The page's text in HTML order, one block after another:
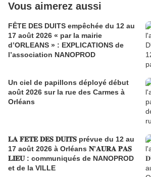
Vous aimerez aussi
FÊTE DES DUITS empêchée du 12 au
17 août 2026 « par la mairie
d’ORLEANS » : EXPLICATIONS de
l’association NANOPROD
Un ciel de papillons déployé début
août 2026 sur la rue des Carmes à
Orléans
𝐋𝐀 𝐅𝐄𝐓𝐄 𝐃𝐄𝐒 𝐃𝐔𝐈𝐓𝐒 prévue du 12 au
17 août 2026 à Orléans 𝐍’𝐀𝐔𝐑𝐀 𝐏𝐀𝐒
𝐋𝐈𝐄𝐔 : communiqués de NANOPROD
et de la VILLE